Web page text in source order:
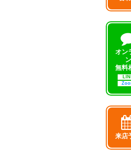
オン
ン
無料
来店